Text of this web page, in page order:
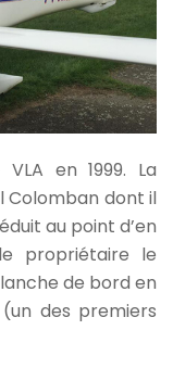
en 1999. La
Colomban dont il
au point d’en
propriétaire le
de bord en
des premiers